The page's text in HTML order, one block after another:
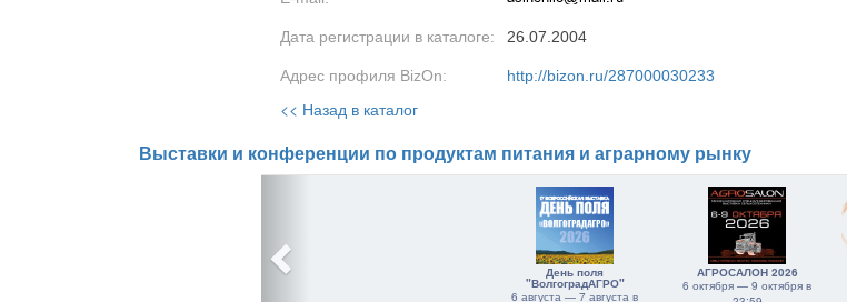
Дата регистрации в каталоге: 26.07.2004
Адрес профиля BizOn: http://bizon.ru/287000030233
<< Назад в каталог
Выставки и конференции по продуктам питания и аграрному рынку
День поля
"ВолгоградАГРО"
6 августа — 7 августа в
АГРОСАЛОН 2026
6 октября — 9 октября в